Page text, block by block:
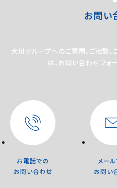
お問い
大川グループへのご質問、ご相談、
は、お問い合わせフォ
お電話での
お問い合わせ
メー
お問い